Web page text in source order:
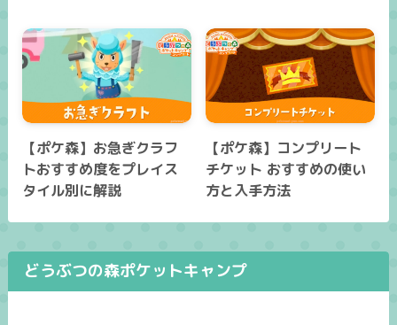
【ポケ森】お急ぎクラフ
トおすすめ度をプレイス
タイル別に解説
【ポケ森】コンプリート
チケット おすすめの使い
方と入手方法
どうぶつの森ポケットキャンプ